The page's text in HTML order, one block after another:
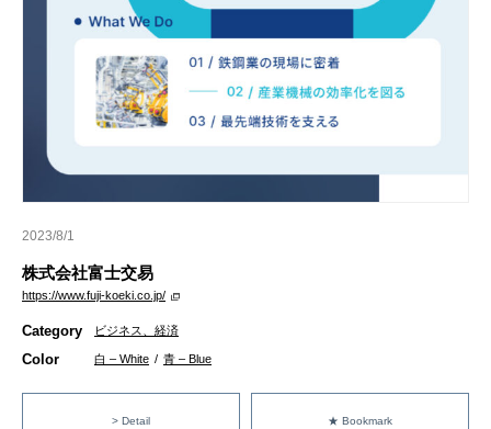
2023/8/1
株式会社富士交易
https://www.fuji-koeki.co.jp/
Category ビジネス、経済
Color 白 – White / 青 – Blue
> Detail ★ Bookmark